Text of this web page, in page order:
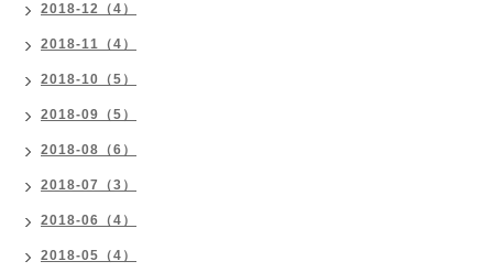
2018-12（4）
2018-11（4）
2018-10（5）
2018-09（5）
2018-08（6）
2018-07（3）
2018-06（4）
2018-05（4）